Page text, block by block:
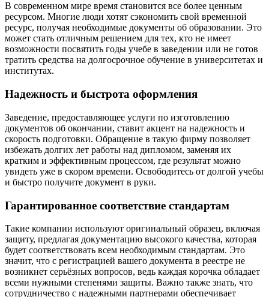
В современном мире время становится все более ценным
ресурсом. Многие люди хотят сэкономить свой временной
ресурс, получая необходимые документы об образовании. Это
может стать отличным решением для тех, кто не имеет
возможности посвятить годы учебе в заведении или не готов
тратить средства на долгосрочное обучение в университетах и
институтах.
Надежность и быстрота оформления
Заведение, предоставляющее услуги по изготовлению
документов об окончании, ставит акцент на надежность и
скорость подготовки. Обращение в такую фирму позволяет
избежать долгих лет работы над дипломом, заменяя их
кратким и эффективным процессом, где результат можно
увидеть уже в скором времени. Освободитесь от долгой учебы
и быстро получите документ в руки.
Гарантированное соответствие стандартам
Такие компании используют оригинальный образец, включая
защиту, предлагая документацию высокого качества, которая
будет соответствовать всем необходимым стандартам. Это
значит, что с регистрацией вашего документа в реестре не
возникнет серьёзных вопросов, ведь каждая корочка обладает
всеми нужными степенями защиты. Важно также знать, что
сотрудничество с надежными партнерами обеспечивает